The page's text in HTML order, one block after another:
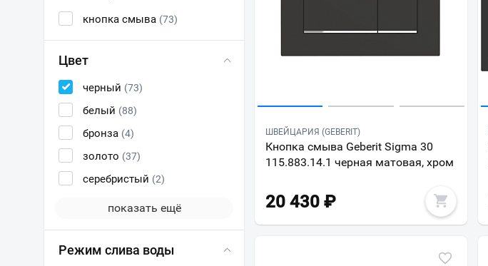
кнопка смыва (73)
Цвет
черный (73)
белый (88)
бронза (4)
золото (37)
серебристый (2)
показать ещё
Режим слива воды
ШВЕЙЦАРИЯ (GEBERIT)
Кнопка смыва Geberit Sigma 30
115.883.14.1 черная матовая, хром
20 430 ₽